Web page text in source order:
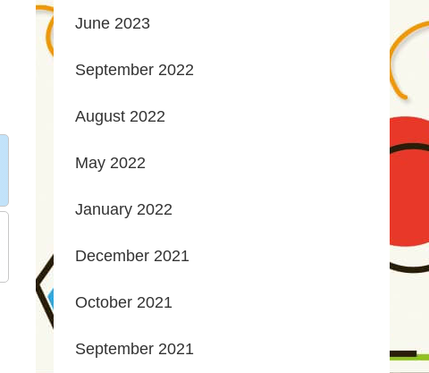
June 2023
September 2022
August 2022
May 2022
January 2022
December 2021
October 2021
September 2021